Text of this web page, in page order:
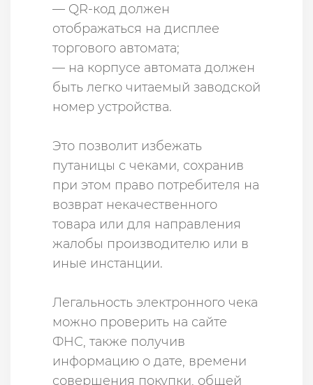
— QR-код должен
отображаться на дисплее
торгового автомата;
— на корпусе автомата должен
быть легко читаемый заводской
номер устройства.
Это позволит избежать
путаницы с чеками, сохранив
при этом право потребителя на
возврат некачественного
товара или для направления
жалобы производителю или в
иные инстанции.
Легальность электронного чека
можно проверить на сайте
ФНС, также получив
информацию о дате, времени
совершения покупки, общей